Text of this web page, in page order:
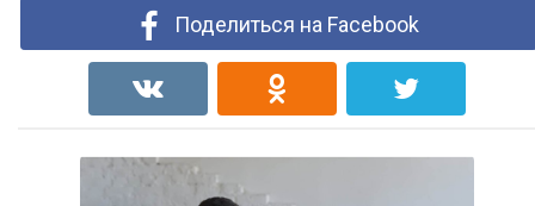
Поделиться на Facebook